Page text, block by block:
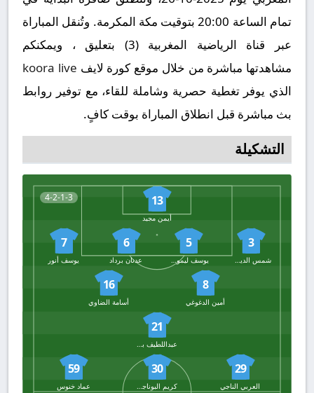
تمام الساعة 20:00 بتوقيت مكة المكرمة. وتُنقل المباراة
عبر قناة الرياضية المغربية (3) بتعليق ، ويمكنكم
مشاهدتها مباشرة من خلال موقع كورة لايف koora live
الذي يوفر تغطية حصرية وشاملة للقاء، مع توفير روابط
بث مباشرة قبل انطلاق المباراة بوقت كافٍ.
التشكيلة
4-2-1-3 13
أيمن مجيد
3
شمس الدين قنديل
5
يوسف ليموري
6
عدنان برداد
7
يوسف أنور
8
أمين الدغوغي
16
أسامة الضاوي
21
عبداللطيف بن قسو
29
العربي الناجي
30
كريم البوناجات
59
عماد خنوس